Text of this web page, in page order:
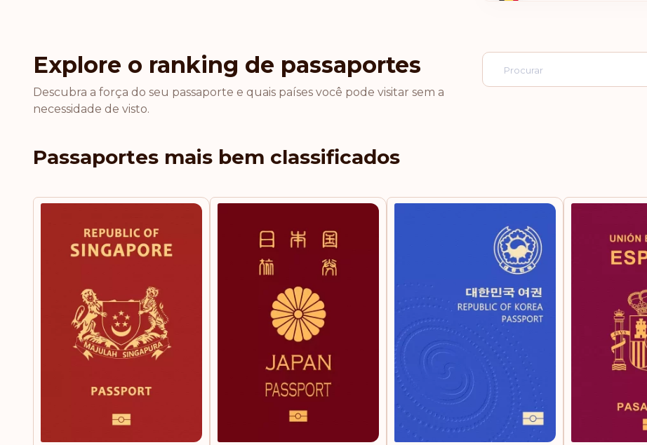
Alemanha
Holanda
Noruega
Suécia
Classificação: 5
Áustria
Dinamarca
Explore o ranking de passaportes
Descubra a força do seu passaporte e quais países você pode visitar sem a
necessidade de visto.
Passaportes mais bem classificados